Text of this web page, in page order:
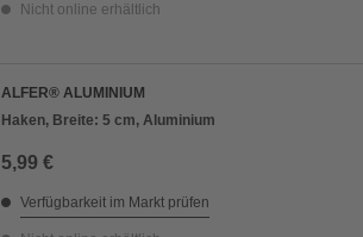
Nicht online erhältlich
ALFER® ALUMINIUM
Haken, Breite: 5 cm, Aluminium
5,99 €
Verfügbarkeit im Markt prüfen